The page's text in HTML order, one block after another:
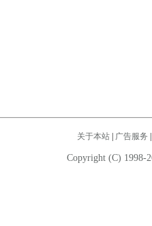
关于本站| 广告服务
Copyright (C) 1998-